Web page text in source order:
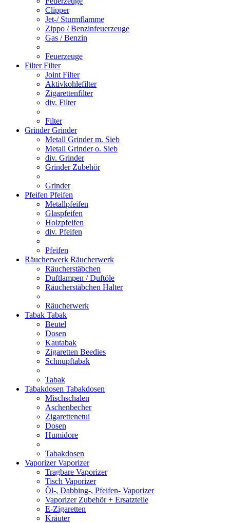
Clipper
Jet-/ Sturmflamme
Zippo / Benzinfeuerzeuge
Gas / Benzin
Feuerzeuge
FilterFilter
Joint Filter
Aktivkohlefilter
Zigarettenfilter
div. Filter
Filter
GrinderGrinder
Metall Grinder m. Sieb
Metall Grinder o. Sieb
div. Grinder
Grinder Zubehör
Grinder
Pfeifen Pfeifen
Metallpfeifen
Glaspfeifen
Holzpfeifen
div. Pfeifen
Pfeifen
Räucherwerk Räucherwerk
Räucherstäbchen
Duftlampen / Duftöle
Räucherstäbchen Halter
Räucherwerk
Tabak Tabak
Beutel
Dosen
Kautabak
Zigaretten Beedies
Schnupftabak
Tabak
Tabakdosen Tabakdosen
Mischschalen
Aschenbecher
Zigarettenetui
Dosen
Humidore
Tabakdosen
VaporizerVaporizer
Tragbare Vaporizer
Tisch Vaporizer
Öl-, Dabbing-, Pfeifen- Vaporizer
Vaporizer Zubehör + Ersatzteile
E-Zigaretten
Kräuter